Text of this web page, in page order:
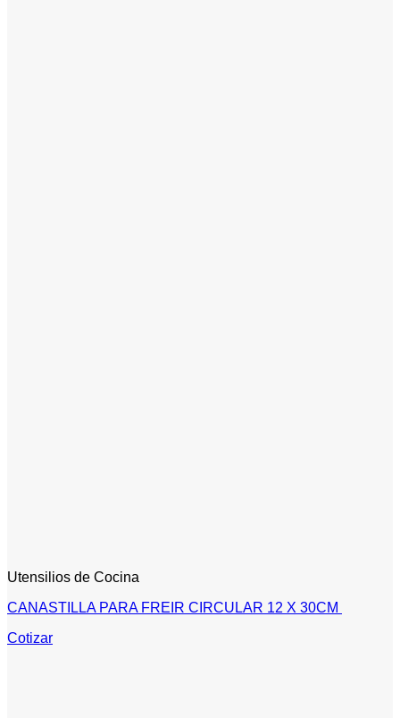
Utensilios de Cocina
CANASTILLA PARA FREIR CIRCULAR 12 X 30CM
Cotizar